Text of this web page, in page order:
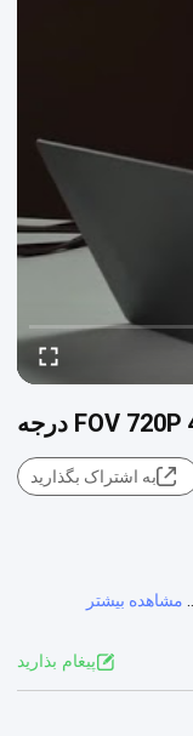
به اشتراک بگذارید
مشاهده بیشتر
پيغام بذاريد